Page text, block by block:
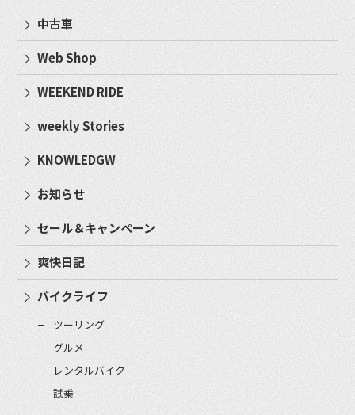
中古車
Web Shop
WEEKEND RIDE
weekly Stories
KNOWLEDGW
お知らせ
セール＆キャンペーン
爽快日記
バイクライフ
ツーリング
グルメ
レンタルバイク
試乗